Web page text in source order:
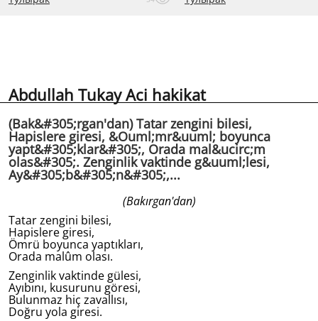
Abdullah Tukay Aci hakikat
(Bak&#305;rgan'dan) Tatar zengini bilesi,
Hapislere giresi, &Ouml;mr&uuml; boyunca
yapt&#305;klar&#305;, Orada mal&ucirc;m
olas&#305;. Zenginlik vaktinde g&uuml;lesi,
Ay&#305;b&#305;n&#305;,...
(Bakırgan'dan)
Tatar zengini bilesi,
Hapislere giresi,
Ömrü boyunca yaptıkları,
Orada malûm olası.
Zenginlik vaktinde gülesi,
Ayıbını, kusurunu göresi,
Bulunmaz hiç zavallısı,
Doğru yola giresi.